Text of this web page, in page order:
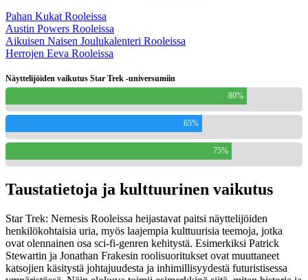
Pahan Kukat Rooleissa
Austin Powers Rooleissa
Aikuisen Naisen Joulukalenteri Rooleissa
Herrojen Eeva Rooleissa
Näyttelijöiden vaikutus Star Trek -universumiin
80%
65%
75%
Taustatietoja ja kulttuurinen vaikutus
Star Trek: Nemesis Rooleissa heijastavat paitsi näyttelijöiden
henkilökohtaisia uria, myös laajempia kulttuurisia teemoja, jotka
ovat olennainen osa sci-fi-genren kehitystä. Esimerkiksi Patrick
Stewartin ja Jonathan Frakesin roolisuoritukset ovat muuttaneet
katsojien käsitystä johtajuudesta ja inhimillisyydestä futuristisessa